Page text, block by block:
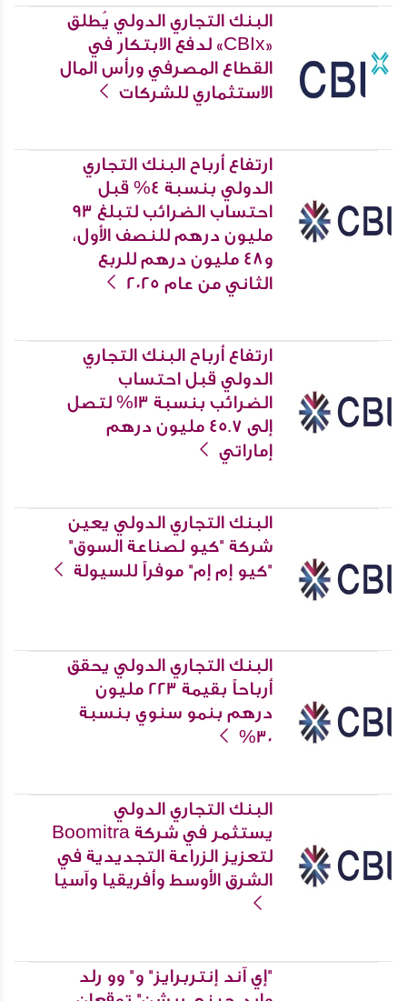
البنك التجاري الدولي يُطلق
«CBIx» لدفع الابتكار في
القطاع المصرفي ورأس المال
الاستثماري للشركات
ارتفاع أرباح البنك التجاري
الدولي بنسبة 4% قبل
احتساب الضرائب لتبلغ 93
مليون درهم للنصف الأول،
و48 مليون درهم للربع
الثاني من عام 2025
ارتفاع أرباح البنك التجاري
الدولي قبل احتساب
الضرائب بنسبة 13% لتصل
إلى 45.7 مليون درهم
إماراتي
البنك التجاري الدولي يعين
شركة "كيو لصناعة السوق"
"كيو إم إم" موفراً للسيولة
البنك التجاري الدولي يحقق
أرباحاً بقيمة 223 مليون
درهم بنمو سنوي بنسبة
30%
البنك التجاري الدولي
يستثمر في شركة Boomitra
لتعزيز الزراعة التجديدية في
الشرق الأوسط وأفريقيا وآسيا
"إي آند إنتربرايز" و" وو رلد